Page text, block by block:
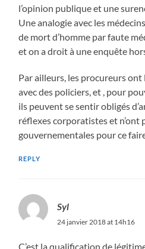
l’opinion publique et une
Une analogie avec les
de mort d’homme par faute
et on a droit à une enquête
Par ailleurs, les procureurs
avec des policiers, et , pour
ils peuvent se sentir obligés
réflexes corporatistes et n’ont
gouvernementales pour ce
REPLY
Syl
24 janvier 2018 at 14h16
C’est la qualification de